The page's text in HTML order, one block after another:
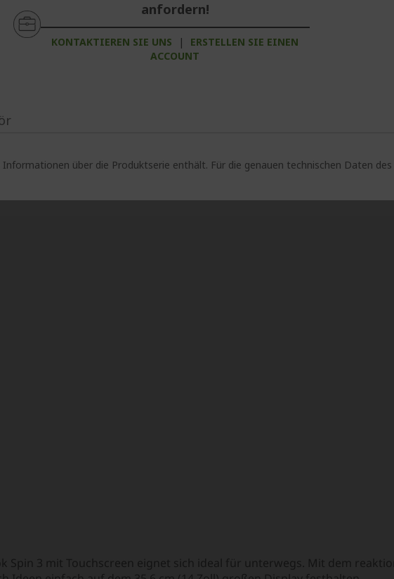
anfordern!
KONTAKTIEREN SIE UNS |
ERSTELLEN SIE EINEN
ACCOUNT
Informationen über die Produktserie enthält. Für die genauen technischen Daten